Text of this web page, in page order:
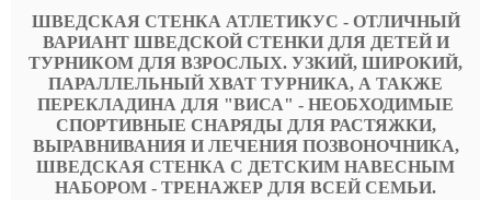
ШВЕДСКАЯ СТЕНКА АТЛЕТИКУС - ОТЛИЧНЫЙ
ВАРИАНТ ШВЕДСКОЙ СТЕНКИ ДЛЯ ДЕТЕЙ И
ТУРНИКОМ ДЛЯ ВЗРОСЛЫХ. УЗКИЙ, ШИРОКИЙ,
ПАРАЛЛЕЛЬНЫЙ ХВАТ ТУРНИКА, А ТАКЖЕ
ПЕРЕКЛАДИНА ДЛЯ "ВИСА" - НЕОБХОДИМЫЕ
СПОРТИВНЫЕ СНАРЯДЫ ДЛЯ РАСТЯЖКИ,
ВЫРАВНИВАНИЯ И ЛЕЧЕНИЯ ПОЗВОНОЧНИКА,
ШВЕДСКАЯ СТЕНКА С ДЕТСКИМ НАВЕСНЫМ
НАБОРОМ - ТРЕНАЖЕР ДЛЯ ВСЕЙ СЕМЬИ.